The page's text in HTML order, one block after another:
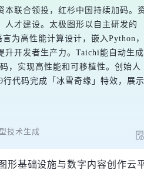
本联合领投，红杉中国持续加码。
人才建设。太极图形以自主研发的
为高性能计算设计，嵌入Python，
升开发者生产力。Taichi能自动生成
，实现高性能和可移植性。创始人
代码完成「冰雪奇缘」特效，展示
技术生成
形基础设施与数字内容创作云